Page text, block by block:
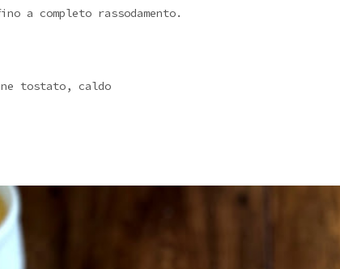
a completo rassodamento.
tostato, caldo